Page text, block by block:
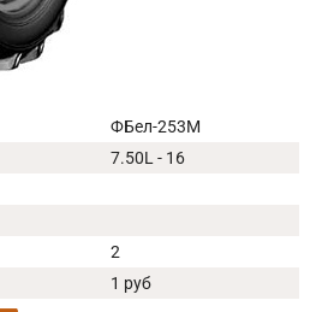
ФБел-253М
7.50L - 16
2
1 руб